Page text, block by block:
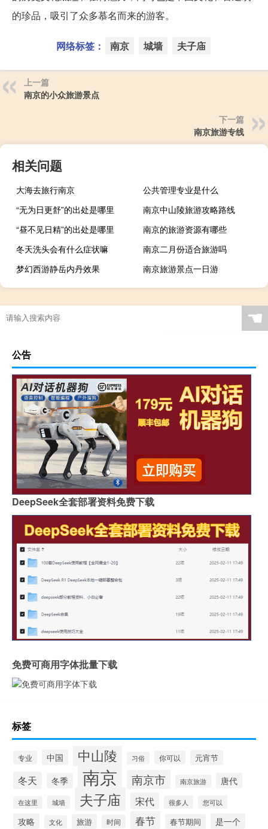
的珍品，吸引了众多慕名而来的游客。
网络标签： 南京 城墙 夫子庙
上一篇
南京的小众旅游景点
下一篇
南京旅游专线
相关问题
大海去旅行南京
公共管理专业是什么
“无为日更舒”的出处是哪里
南京中山陵旅游攻略路线
“昼不见日精”的出处是哪里
南京的旅游资源有哪些
冬天洗头会有什么症状嘛
南京二月份适合旅游吗
梦幻西游静岳内丹效果
南京旅游景点一日游
☚
公告
DeepSeek全套部署资料免费下载
免费可商用字体批量下载
标签
专业 中国 中山陵 习俗 你可以 元宵节
冬天 冬季 南京 南京市 南京旅游 唐代
在这里 城墙 夫子庙 宋代 很多人 您可以
攻略 文化 旅游 时间 春节 春节期间
是一个